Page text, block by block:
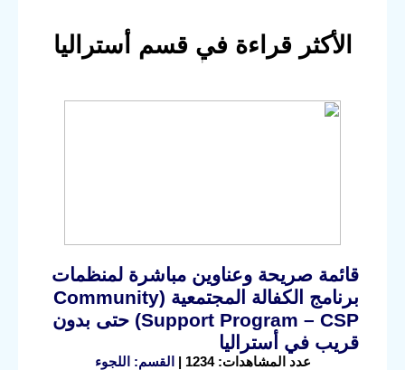
الأكثر قراءة في قسم أستراليا
قائمة صريحة وعناوين مباشرة لمنظمات
برنامج الكفالة المجتمعية (Community
Support Program – CSP) حتى بدون
قريب في أستراليا
عدد المشاهدات: 1234 | القسم: اللجوء